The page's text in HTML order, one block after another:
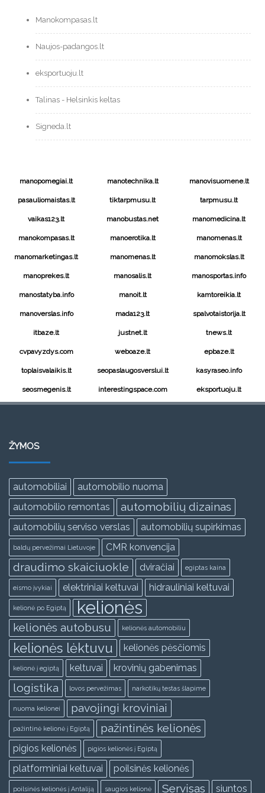
Manokompasas.lt
Naujos-padangos.lt
eksportuoju.lt
Talinas - Helsinkis keltas
Signeda.lt
manopomegiai.lt manotechnika.lt manovisuomene.lt
pasauliomaistas.lt tiktarpmusu.lt tarpmusu.lt
vaikas123.lt manobustas.net manomedicina.lt
manokompasas.lt manoerotika.lt manomenas.lt
manomarketingas.lt manomenas.lt manomokslas.lt
manoprekes.lt manosalis.lt manosportas.info
manostatyba.info manoit.lt kamtoreikia.lt
manoverslas.info mada123.lt spalvotaistorija.lt
itbaze.lt justnet.lt tnews.lt
cvpavyzdys.com weboaze.lt epbaze.lt
toplaisvalaikis.lt seopaslaugosverslui.lt kasyraseo.info
seosmegenis.lt interestingspace.com eksportuoju.lt
ŽYMOS
automobiliai
automobilio nuoma
automobilio remontas
automobilių dizainas
automobilių serviso verslas automobilių supirkimas
baldų pervežimai Lietuvoje CMR konvencija
draudimo skaiciuokle dviračiai egiptas kaina
eismo įvykiai elektriniai keltuvai hidrauliniai keltuvai
kelionė po Egiptą kelionės
kelionės autobusu kelionės automobiliu
kelionės lėktuvu kelionės pėsčiomis
kelionė į egiptą keltuvai krovinių gabenimas
logistika lovos pervežimas narkotikų testas šlapime
nuoma kelionei pavojingi kroviniai
pažintinė kelionė į Egiptą pažintinės kelionės
pigios kelionės pigios kelionės į Egiptą
platforminiai keltuvai poilsinės kelionės
poilsinės kelionės į Antaliją saugios kelionė Servisas siuntos